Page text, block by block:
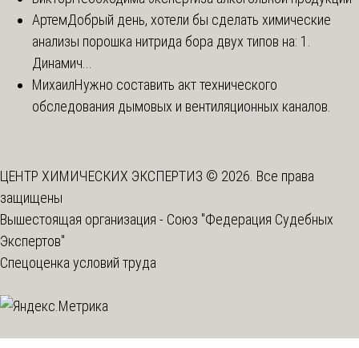
АртемДобрый день, хотели бы сделать химические
анализы порошка нитрида бора двух типов на: 1.
Динамич...
МихаилНужно составить акт технического
обследования дымовых и вентиляционных каналов.
ЦЕНТР ХИМИЧЕСКИХ ЭКСПЕРТИЗ © 2026. Все права
защищены
Вышестоящая организация - Союз "Федерация Судебных
Экспертов"
Спецоценка условий труда